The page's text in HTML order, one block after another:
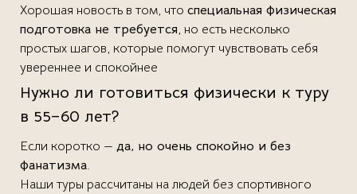
Хорошая новость в том, что специальная физическая
подготовка не требуется, но есть несколько
простых шагов, которые помогут чувствовать себя
увереннее и спокойнее
Нужно ли готовиться физически к туру
в 55–60 лет?
Если коротко — да, но очень спокойно и без
фанатизма.
Наши туры рассчитаны на людей без спортивного